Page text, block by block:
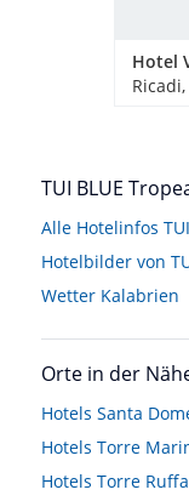
TUI BLUE
Alle Hotelinfos
Hotelbilder von
Wetter Kalabrien
Orte in der
Hotels Santa
Hotels Torre
Hotels Torre Ruffa